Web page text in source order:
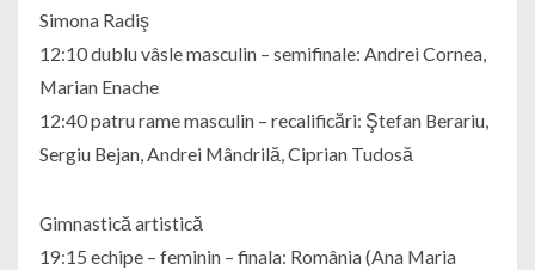
Simona Radiş
12:10 dublu vâsle masculin – semifinale: Andrei Cornea,
Marian Enache
12:40 patru rame masculin – recalificări: Ştefan Berariu,
Sergiu Bejan, Andrei Mândrilă, Ciprian Tudosă
Gimnastică artistică
19:15 echipe – feminin – finala: România (Ana Maria